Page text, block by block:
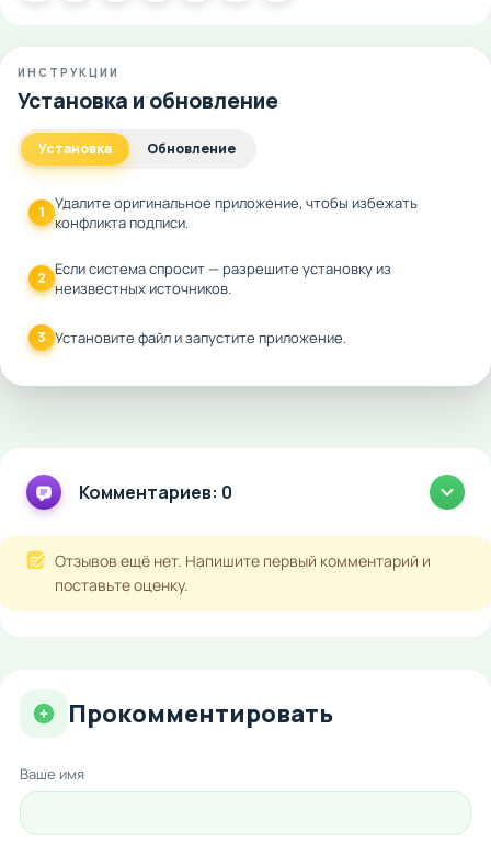
ИНСТРУКЦИИ
Установка и обновление
Установка Обновление
1 Удалите оригинальное приложение, чтобы избежать
конфликта подписи.
2 Если система спросит — разрешите установку из
неизвестных источников.
3 Установите файл и запустите приложение.
Комментариев: 0
Отзывов ещё нет. Напишите первый комментарий и
поставьте оценку.
Прокомментировать
Ваше имя